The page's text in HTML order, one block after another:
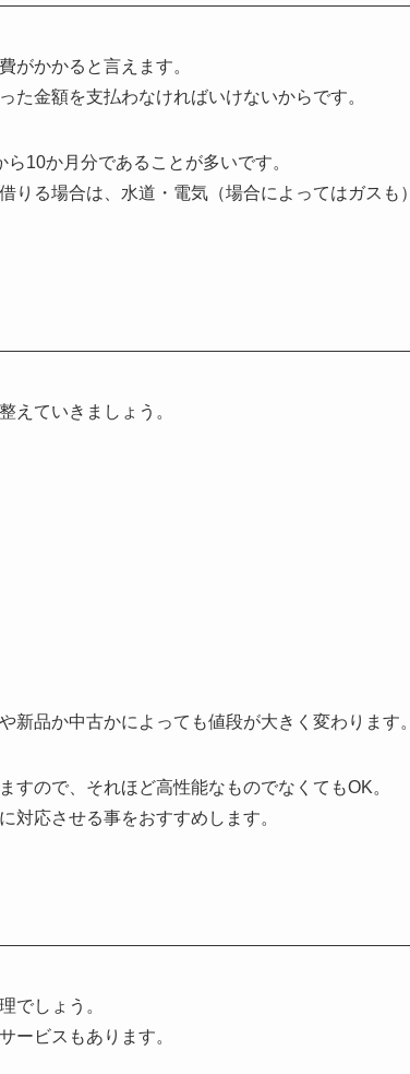
がかかると言えます。
金額を支払わなければいけないからです。
10か月分であることが多いです。
る場合は、水道・電気（場合によってはガスも）
えていきましょう。
品か中古かによっても値段が大きく変わります。
ので、それほど高性能なものでなくてもOK。
対応させる事をおすすめします。
でしょう。
ービスもあります。